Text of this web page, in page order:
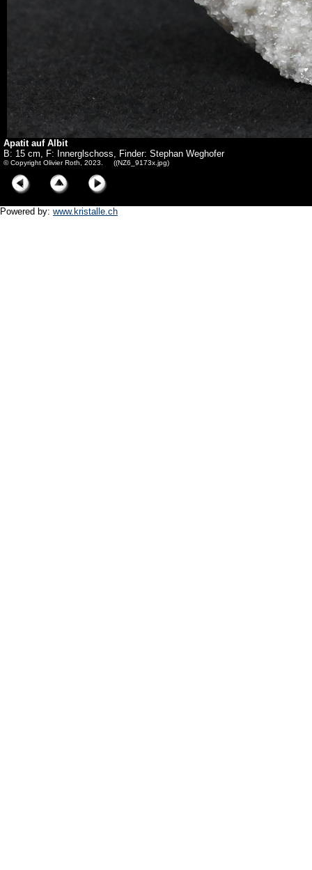
Apatit auf Albit
B: 15 cm, F: Innerglschoss, Finder: Stephan Weghofer
© Copyright Olivier Roth, 2023. ((NZ6_9173x.jpg)
Powered by: www.kristalle.ch